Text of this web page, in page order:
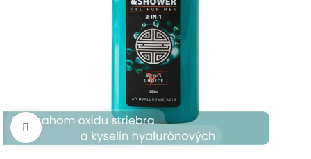
Kliknite pre zväčšenie